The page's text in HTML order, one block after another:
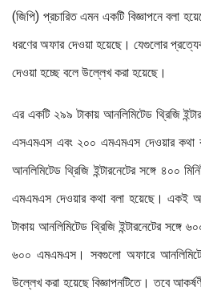
(জিপি) প্রচারিত এমন একটি বিজ্ঞাপনে বলা
ধরণের অফার দেওয়া হয়েছে। যেগুলোর
দেওয়া হচ্ছে বলে উল্লেখ করা হয়েছে।
এর একটি ২৯৯ টাকায় আনলিমিটেড থ্রিজি
এসএমএস এবং ২০০ এমএমএস দেওয়ার কথা
আনলিমিটেড থ্রিজি ইন্টারনেটের সঙ্গে ৪০০
এমএমএস দেওয়ার কথা বলা হয়েছে। একই
টাকায় আনলিমিটেড থ্রিজি ইন্টারনেটের
৬০০ এমএমএস। সবগুলো অফারে আনলিমিটেড
উল্লেখ করা হয়েছে বিজ্ঞাপনটিতে। তবে